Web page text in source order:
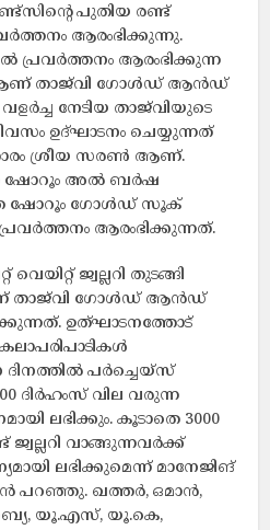
പുതിയ രണ്ട്
ആരംഭിക്കുന്നു.
പ്രവർത്തനം ആരംഭിക്കുന്ന
ആണ് താജ്‌വി ഗോൾഡ് ആൻഡ്
നേടിയ താജ്‌വിയുടെ
ഉദ്ഘാടനം ചെയ്യുന്നത്
ശ്രീയ സരൺ ആണ്.
ഷോറൂം അൽ ബർഷ
ഷോറൂം ഗോൾഡ് സൂക്
ആരംഭിക്കുന്നത്.
ജ്വല്ലറി തുടങ്ങി
താജ്‌വി ഗോൾഡ് ആൻഡ്
ഉത്ഘാടനത്തോട്
ദിനത്തിൽ പർച്ചെയ്‌സ്
ദിർഹംസ് വില വരുന്ന
ലഭിക്കും. കൂടാതെ 3000
വാങ്ങുന്നവർക്ക്
ലഭിക്കുമെന്ന് മാനേജിങ്
പറഞ്ഞു. ഖത്തർ, ഒമാൻ,
യൂ.എസ്, യൂ.കെ,